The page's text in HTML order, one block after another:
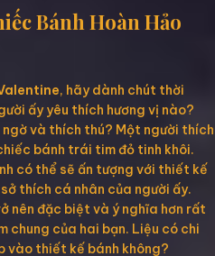
Bánh Hoàn Hảo
, hãy dành chút thời
ấy yêu thích hương vị nào?
và thích thú? Một người thích
bánh trái tim đỏ tinh khôi.
có thể sẽ ấn tượng với thiết kế
thích cá nhân của người ấy.
nên đặc biệt và ý nghĩa hơn rất
chung của hai bạn. Liệu có chi
vào thiết kế bánh không?